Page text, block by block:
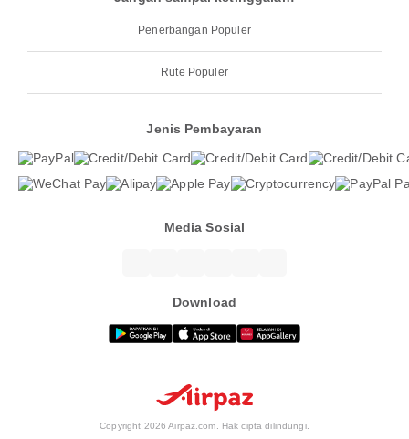
Penerbangan Populer
Rute Populer
Jenis Pembayaran
Media Sosial
Download
Copyright 2026 Airpaz.com. Hak cipta dilindungi.